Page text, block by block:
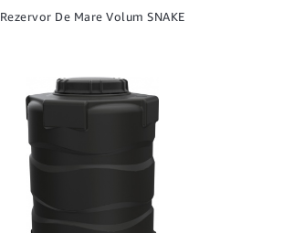
Rezervor De Mare Volum SNAKE